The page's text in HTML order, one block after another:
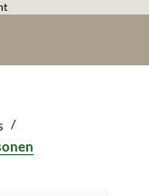
/